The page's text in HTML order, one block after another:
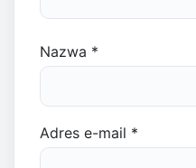
Nazwa *
Adres e-mail *